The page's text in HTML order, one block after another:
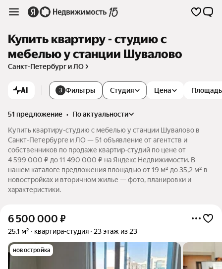
Купить квартиру - студию с
мебелью у станции Шувалово
Санкт-Петербург и ЛО
AI 3 Фильтры Студия Цена Площадь
51 предложение •
по актуальности
Купить квартиру-студию с мебелью у станции Шувалово в
Санкт-Петербурге и ЛО — 51 объявление от агентств и
собственников по продаже квартир-студий по цене от
4 599 000 ₽ до 11 490 000 ₽ на Яндекс Недвижимости. В
нашем каталоге предложения площадью от 19 м² до 35,2 м² в
новостройках и вторичном жилье — фото, планировки и
характеристики.
6 500 000 ₽
25,1 м² квартира-студия 23 этаж из 23
новостройка